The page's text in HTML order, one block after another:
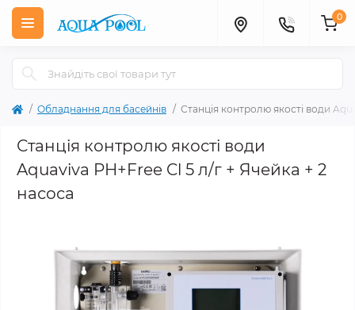
0
Обладнання для басейнів Станція контролю якості води
Станція контролю якості води
Aquaviva PH+Free Cl 5 л/г + Ячейка + 2
насоса